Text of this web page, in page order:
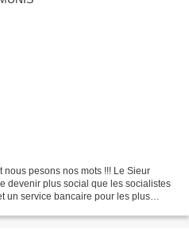
pesons nos mots !!! Le Sieur
devenir plus social que les socialistes
un service bancaire pour les plus